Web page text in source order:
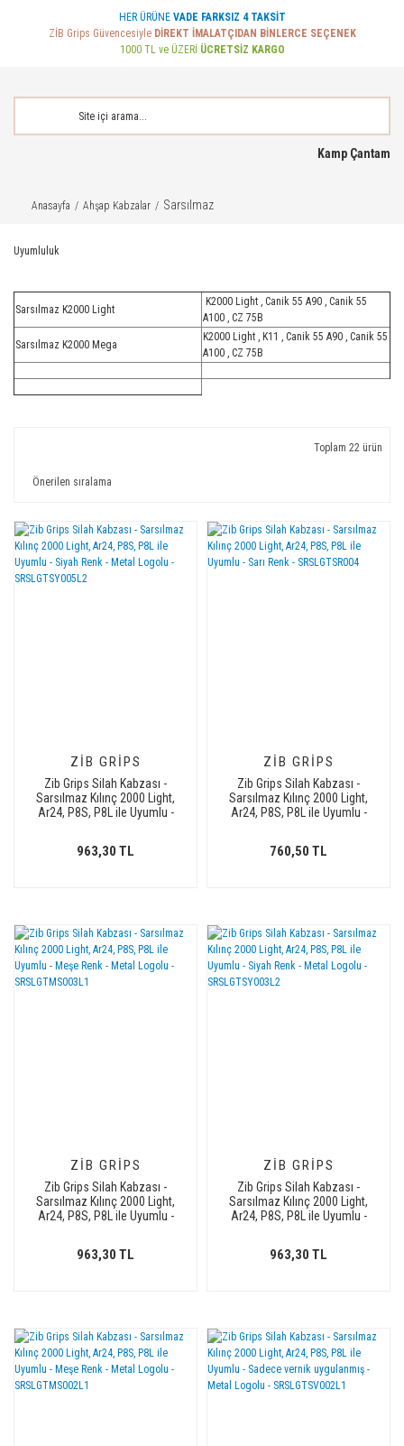
HER ÜRÜNE VADE FARKSIZ 4 TAKSİT
ZİB Grips Güvencesiyle DİREKT İMALATÇIDAN BİNLERCE SEÇENEK
1000 TL ve ÜZERİ ÜCRETSİZ KARGO
Kamp Çantam
Anasayfa Ahşap Kabzalar Sarsılmaz
Uyumluluk
Sarsılmaz K2000 Light
K2000 Light , Canik 55 A90 , Canik 55
A100 , CZ 75B
Sarsılmaz K2000 Mega
K2000 Light , K11 , Canik 55 A90 , Canik 55
A100 , CZ 75B
Toplam 22 ürün
ZIB GRIPS
Zib Grips Silah Kabzası -
Sarsılmaz Kılınç 2000 Light,
Ar24, P8S, P8L ile Uyumlu -
963,30 TL
ZIB GRIPS
Zib Grips Silah Kabzası -
Sarsılmaz Kılınç 2000 Light,
Ar24, P8S, P8L ile Uyumlu -
760,50 TL
ZIB GRIPS
Zib Grips Silah Kabzası -
Sarsılmaz Kılınç 2000 Light,
Ar24, P8S, P8L ile Uyumlu -
963,30 TL
ZIB GRIPS
Zib Grips Silah Kabzası -
Sarsılmaz Kılınç 2000 Light,
Ar24, P8S, P8L ile Uyumlu -
963,30 TL